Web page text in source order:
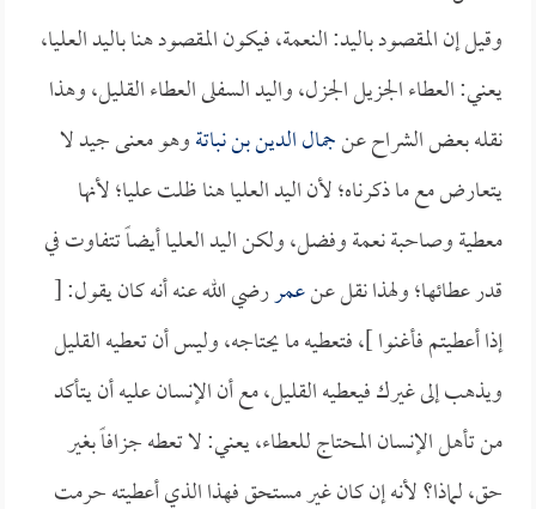
وقيل إن المقصود باليد: النعمة، فيكون المقصود هنا باليد العليا،
يعني: العطاء الجزيل الجزل، واليد السفلى العطاء القليل، وهذا
نقله بعض الشراح عنجمال الدين بن نباتةوهو معنى جيد لا
يتعارض مع ما ذكرناه؛ لأن اليد العليا هنا ظلت عليا؛ لأنها
معطية وصاحبة نعمة وفضل، ولكن اليد العليا أيضاً تتفاوت في
قدر عطائها؛ ولهذا نقل عنعمررضي الله عنه أنه كان يقول: [
إذا أعطيتم فأغنوا ]، فتعطيه ما يحتاجه، وليس أن تعطيه القليل
ويذهب إلى غيرك فيعطيه القليل، مع أن الإنسان عليه أن يتأكد
من تأهل الإنسان المحتاج للعطاء، يعني: لا تعطه جزافاً بغير
حق، لماذا؟ لأنه إن كان غير مستحق فهذا الذي أعطيته حرمت